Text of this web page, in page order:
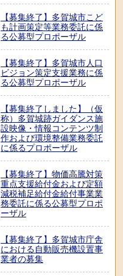
【募集終了】多賀城市こど
も計画策定等業務委託に係
る公募型プロポーザル
【募集終了】多賀城市人口
ビジョン策定支援業務に係
る公募型プロポーザル
【募集終了しました】（仮
称）多賀城跡ガイダンス施
設映像・情報コンテンツ制
作および環境整備業務委託
に係るプロポーザル
【募集終了】物価高騰対策
重点支援給付金および定額
減税補足給付金給付事業業
務委託に係る公募型プロポ
ーザル
【募集終了】多賀城市庁舎
における自動販売機設置事
業者の募集